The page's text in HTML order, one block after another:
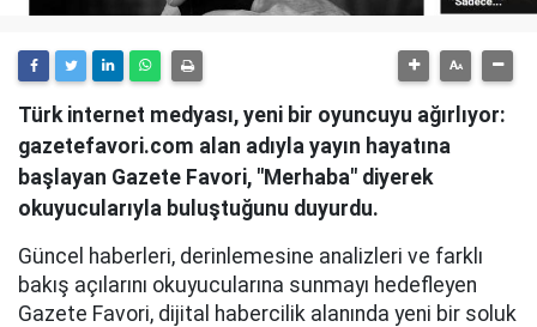
Türk internet medyası, yeni bir oyuncuyu ağırlıyor:
gazetefavori.com alan adıyla yayın hayatına
başlayan Gazete Favori, "Merhaba" diyerek
okuyucularıyla buluştuğunu duyurdu.
Güncel haberleri, derinlemesine analizleri ve farklı
bakış açılarını okuyucularına sunmayı hedefleyen
Gazete Favori, dijital habercilik alanında yeni bir soluk